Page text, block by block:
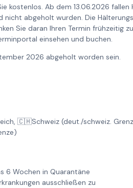
kostenlos. Ab dem 13.06.2026
nicht abgeholt wurden. Die
Sie daran Ihren Termin frühzeitig
einsehen und buchen.
2026 abgeholt worden sein.
🇨🇭Schweiz (deut./schweiz.
6 Wochen in Quarantäne
ausschließen zu